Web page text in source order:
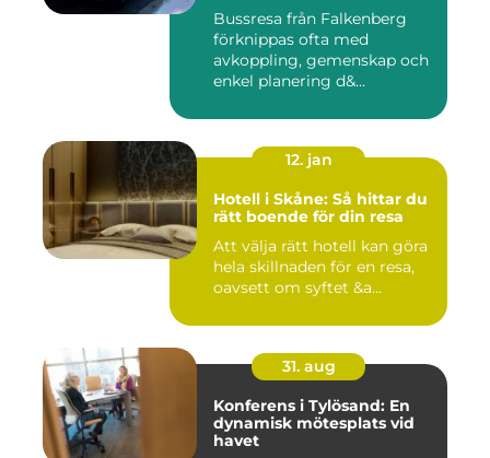
Bussresa från Falkenberg
förknippas ofta med
avkoppling, gemenskap och
enkel planering d&...
12. jan
Hotell i Skåne: Så hittar du
rätt boende för din resa
Att välja rätt hotell kan göra
hela skillnaden för en resa,
oavsett om syftet &a...
31. aug
Konferens i Tylösand: En
dynamisk mötesplats vid
havet